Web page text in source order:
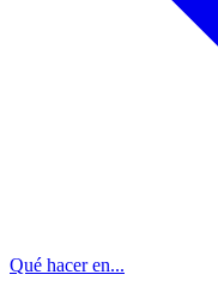
Qué hacer en...